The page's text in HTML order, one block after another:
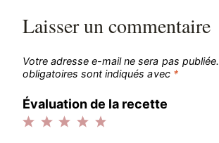
Laisser un commentaire
Votre adresse e-mail ne sera pas publiée.
obligatoires sont indiqués avec *
Évaluation de la recette